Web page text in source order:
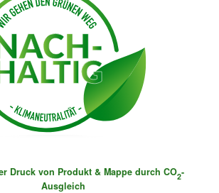
Druck von Produkt & Mappe durch CO2-
Ausgleich